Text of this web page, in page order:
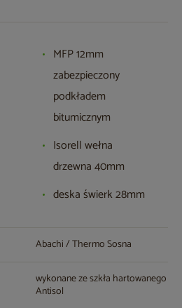
MFP 12mm
zabezpieczony
podkładem
bitumicznym
Isorell wełna
drzewna 40mm
deska świerk 28mm
Abachi / Thermo Sosna
wykonane ze szkła hartowanego
Antisol